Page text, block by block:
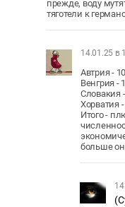
прежде, воду
тяготели к
14.01.25 в
Автрия -
Венгрия -
Словакия
Хорватия
Итого -
больше